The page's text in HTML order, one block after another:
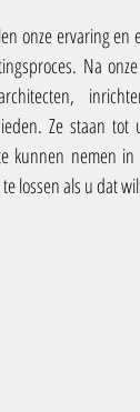
onze ervaring
Na
Ze staan
kunnen nemen
lossen als u dat